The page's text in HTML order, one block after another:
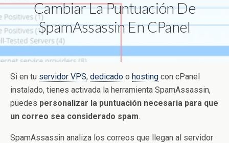
Cambiar La Puntuación De
SpamAssassin En CPanel
Si en tu servidor VPS, dedicado o hosting con cPanel
instalado, tienes activada la herramienta SpamAssassin,
puedes personalizar la puntuación necesaria para que
un correo sea considerado spam.
SpamAssassin analiza los correos que llegan al servidor